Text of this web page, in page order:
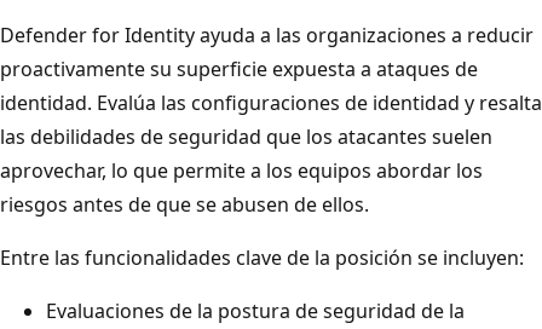
Defender for Identity ayuda a las organizaciones a reducir
proactivamente su superficie expuesta a ataques de
identidad. Evalúa las configuraciones de identidad y resalta
las debilidades de seguridad que los atacantes suelen
aprovechar, lo que permite a los equipos abordar los
riesgos antes de que se abusen de ellos.
Entre las funcionalidades clave de la posición se incluyen:
Evaluaciones de la postura de seguridad de la